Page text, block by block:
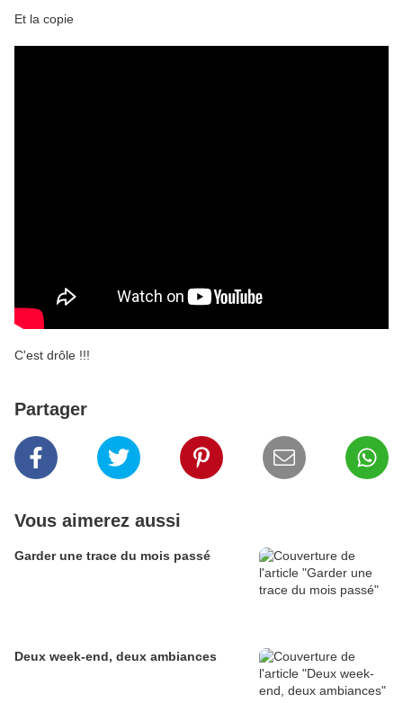
Et la copie
C'est drôle !!!
Partager
Vous aimerez aussi
Garder une trace du mois passé
Deux week-end, deux ambiances